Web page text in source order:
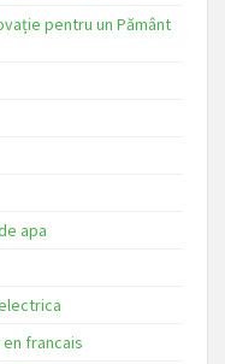
pentru un Pământ
apa
en francais